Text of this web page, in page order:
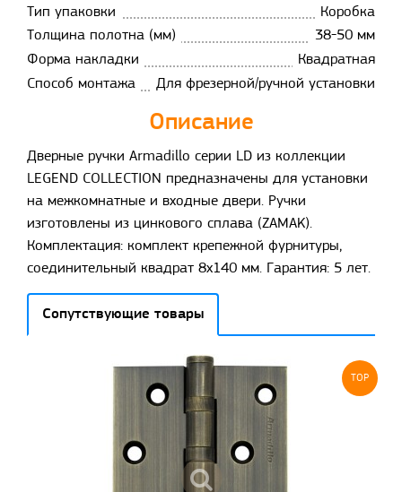
Тип упаковки
Коробка
Толщина полотна (мм)
38-50 мм
Форма накладки
Квадратная
Способ монтажа
Для фрезерной/ручной установки
Описание
Дверные ручки Armadillo серии LD из коллекции
LEGEND COLLECTION предназначены для установки
на межкомнатные и входные двери. Ручки
изготовлены из цинкового сплава (ZAMAK).
Комплектация: комплект крепежной фурнитуры,
соединительный квадрат 8x140 мм. Гарантия: 5 лет.
Сопутствующие товары
TOP